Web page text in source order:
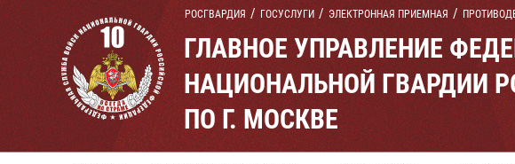
РОСГВАРДИЯ ГОСУСЛУГИ ЭЛЕКТРОННАЯ ПРИЕМНАЯ
ГЛАВНОЕ УПРАВЛЕНИЕ
НАЦИОНАЛЬНОЙ ГВАРДИИ
ПО Г. МОСКВЕ